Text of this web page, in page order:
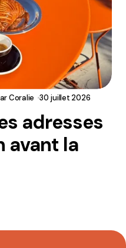
Coralie 30 juillet 2026
adresses
avant la